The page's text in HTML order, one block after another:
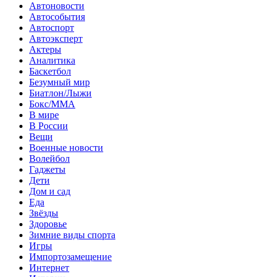
Автоновости
Автособытия
Автоспорт
Автоэксперт
Актеры
Аналитика
Баскетбол
Безумный мир
Биатлон/Лыжи
Бокс/MMA
В мире
В России
Вещи
Военные новости
Волейбол
Гаджеты
Дети
Дом и сад
Еда
Звёзды
Здоровье
Зимние виды спорта
Игры
Импортозамещение
Интернет